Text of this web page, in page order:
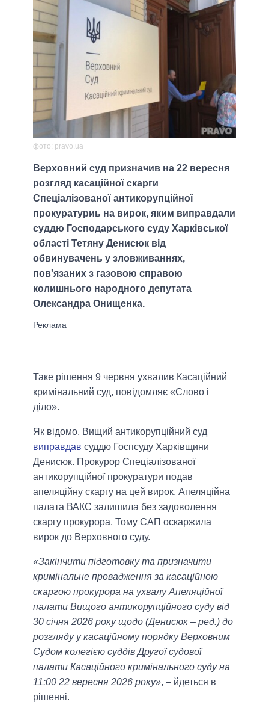
фото: pravo.ua
Верховний суд призначив на 22 вересня
розгляд касаційної скарги
Спеціалізованої антикорупційної
прокуратуриь на вирок, яким виправдали
суддю Господарського суду Харківської
області Тетяну Денисюк від
обвинувачень у зловживаннях,
пов'язаних з газовою справою
колишнього народного депутата
Олександра Онищенка.
Таке рішення 9 червня ухвалив Касаційний
кримінальний суд, повідомляє «Слово і
діло».
Як відомо, Вищий антикорупційний суд
виправдав суддю Госпсуду Харківщини
Денисюк. Прокурор Спеціалізованої
антикорупційної прокуратури подав
апеляційну скаргу на цей вирок. Апеляційна
палата ВАКС залишила без задоволення
скаргу прокурора. Тому САП оскаржила
вирок до Верховного суду.
«Закінчити підготовку та призначити
кримінальне провадження за касаційною
скаргою прокурора на ухвалу Апеляційної
палати Вищого антикорупційного суду від
30 січня 2026 року щодо (Денисюк – ред.) до
розгляду у касаційному порядку Верховним
Судом колегією суддів Другої судової
палати Касаційного кримінального суду на
11:00 22 вересня 2026 року», – йдеться в
рішенні.